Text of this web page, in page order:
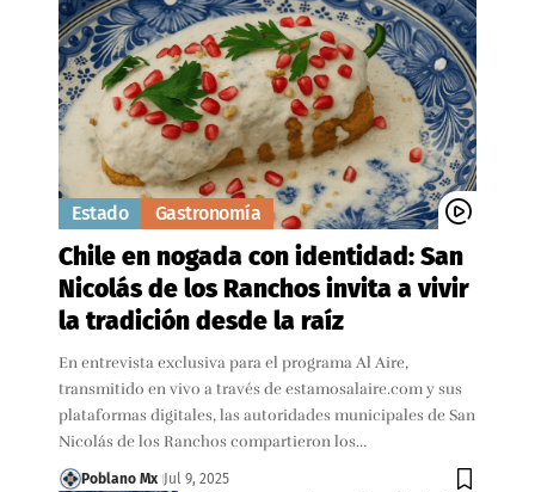
Estado Gastronomía
Chile en nogada con identidad: San
Nicolás de los Ranchos invita a vivir
la tradición desde la raíz
En entrevista exclusiva para el programa Al Aire,
transmitido en vivo a través de estamosalaire.com y sus
plataformas digitales, las autoridades municipales de San
Nicolás de los Ranchos compartieron los…
Poblano Mx Jul 9, 2025